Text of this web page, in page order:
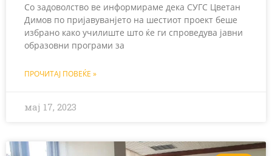
Со задоволство ве информираме дека СУГС Цветан
Димов по пријавуванјето на шестиот проект беше
избрано како училиште што ќе ги спроведува јавни
образовни програми за
ПРОЧИТАЈ ПОВЕЌЕ »
мај 17, 2023